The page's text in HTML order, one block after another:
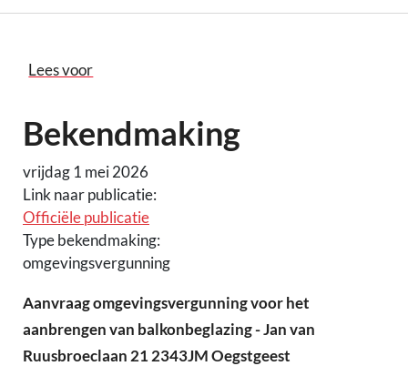
Lees voor
Bekendmaking
vrijdag 1 mei 2026
Link naar publicatie:
Officiële publicatie
Type bekendmaking:
omgevingsvergunning
Aanvraag omgevingsvergunning voor het
aanbrengen van balkonbeglazing - Jan van
Ruusbroeclaan 21 2343JM Oegstgeest